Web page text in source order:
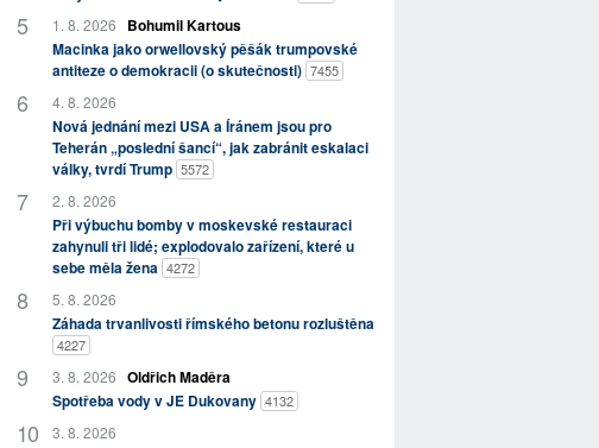
1. 8. 2026
Bohumil Kartous
Macinka jako orwellovský pěšák trumpovské
antiteze o demokracii (o skutečnosti) 7455
4. 8. 2026
Nová jednání mezi USA a Íránem jsou pro
Teherán „poslední šancí“, jak zabránit eskalaci
války, tvrdí Trump 5572
2. 8. 2026
Při výbuchu bomby v moskevské restauraci
zahynuli tři lidé; explodovalo zařízení, které u
sebe měla žena 4272
5. 8. 2026
Záhada trvanlivosti římského betonu rozluštěna
4227
3. 8. 2026 Oldřich Maděra
Spotřeba vody v JE Dukovany 4132
3. 8. 2026